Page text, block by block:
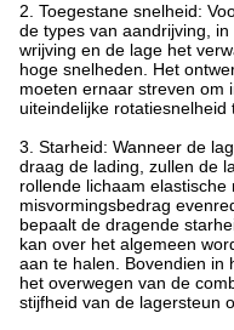
2. Toegestane snelheid:
de types van aandrijving,
wrijving en de lage het
hoge snelheden. Het
moeten ernaar streven om
uiteindelijke rotatiesnelheid
3. Starheid: Wanneer de
draag de lading, zullen de
rollende lichaam
misvormingsbedrag
bepaalt de dragende
kan over het algemeen
aan te halen. Bovendien in
het overwegen van de
stijfheid van de lagersteun